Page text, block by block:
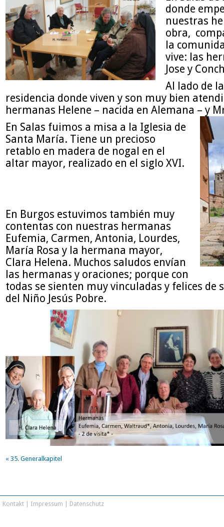
donde
nuestras
obra,
la
vive: las
Jose y
Al lado de
residencia donde viven y son muy bien
hermanas Helene – nacida en Alemana – y
En Salas fuimos a misa a la Iglesia de
Santa María. Tiene un precioso
retablo en madera de nogal en el
altar mayor, realizado en el siglo XVI.
En Burgos estuvimos también muy
contentas con nuestras hermanas
Eufemia, Carmen, Antonia, Lourdes,
María Rosa y la hermana mayor,
Clara Helena. Muchos saludos envían
las hermanas y oraciones; porque con
todas se sienten muy vinculadas y felices de
del Niño Jesús Pobre.
« 35. Generalkapitel
Kontakt Impressum Datenschutz